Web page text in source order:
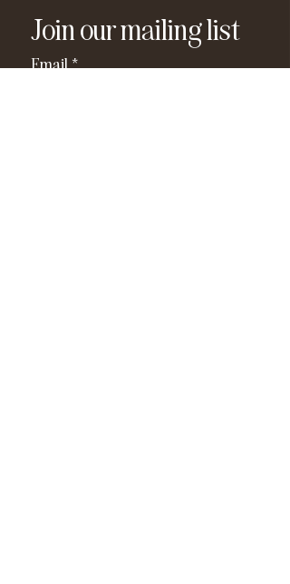
Join our mailing list
Email*